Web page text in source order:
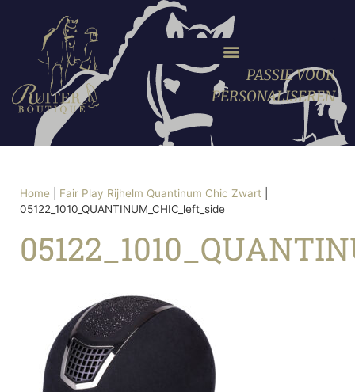
PASSIE VOOR
PERSONALISEREN
Home Fair Play Rijhelm Quantinum Chic Zwart
05122_1010_QUANTINUM_CHIC_left_side